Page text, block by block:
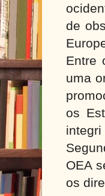
de
Entre
uma
os
OEA
os